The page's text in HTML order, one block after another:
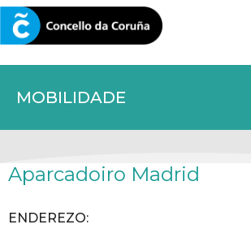
MOBILIDADE
CORUNA.GAL
Aparcadoiro Madrid
ENDEREZO: